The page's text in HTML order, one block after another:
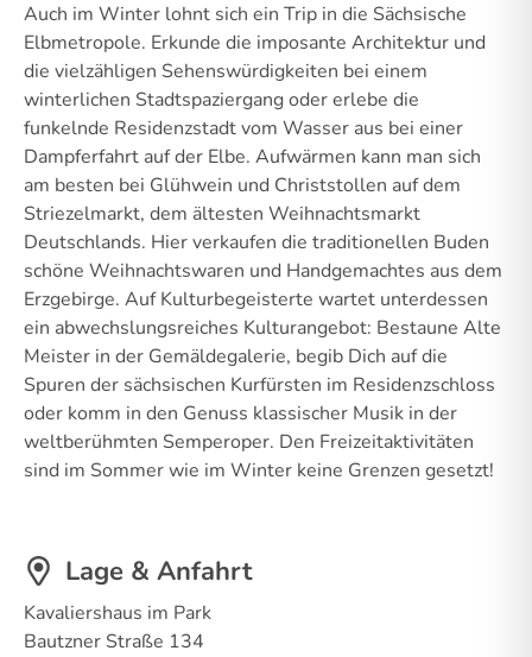
Auch im Winter lohnt sich ein Trip in die Sächsische
Elbmetropole. Erkunde die imposante Architektur und
die vielzähligen Sehenswürdigkeiten bei einem
winterlichen Stadtspaziergang oder erlebe die
funkelnde Residenzstadt vom Wasser aus bei einer
Dampferfahrt auf der Elbe. Aufwärmen kann man sich
am besten bei Glühwein und Christstollen auf dem
Striezelmarkt, dem ältesten Weihnachtsmarkt
Deutschlands. Hier verkaufen die traditionellen Buden
schöne Weihnachtswaren und Handgemachtes aus dem
Erzgebirge. Auf Kulturbegeisterte wartet unterdessen
ein abwechslungsreiches Kulturangebot: Bestaune Alte
Meister in der Gemäldegalerie, begib Dich auf die
Spuren der sächsischen Kurfürsten im Residenzschloss
oder komm in den Genuss klassischer Musik in der
weltberühmten Semperoper. Den Freizeitaktivitäten
sind im Sommer wie im Winter keine Grenzen gesetzt!
Lage & Anfahrt
Kavaliershaus im Park
Bautzner Straße 134